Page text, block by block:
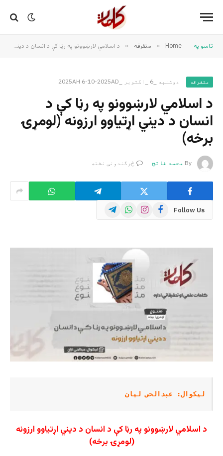
تاسو په Home
» متفرقه » د اسلامي لارښوونو په رڼا کې د انسان د دیني اړتیاوو ارزونه (لومړۍ برخه)
متفرقه دوشنبه _6 _اکتوبر _2025AH 6-10-2025AD
د اسلامي لارښوونو په رڼا کې د
انسان د دیني اړتیاوو ارزونه (لومړۍ
برخه)
By محمد فاتح څرگندونې نشته
Follow Us
Facebook
Instagram
WhatsApp
Telegram
لیکوال: عبدالحی لیان
د اسلامي لارښوونو په رڼا کې د انسان د دیني اړتیاوو ارزونه
(لومړۍ برخه)